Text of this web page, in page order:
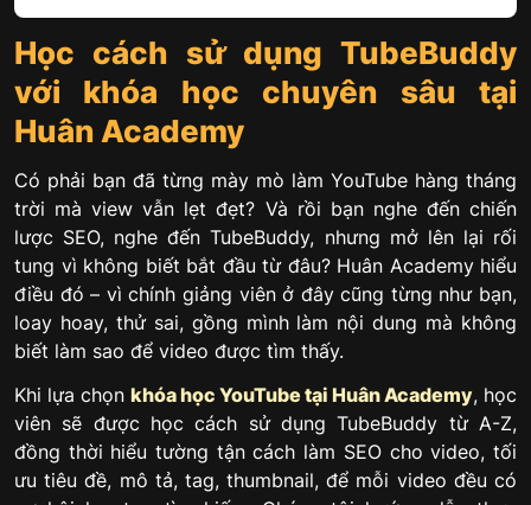
Học cách sử dụng TubeBuddy
với khóa học chuyên sâu tại
Huân Academy
Có phải bạn đã từng mày mò làm YouTube hàng tháng
trời mà view vẫn lẹt đẹt? Và rồi bạn nghe đến chiến
lược SEO, nghe đến TubeBuddy, nhưng mở lên lại rối
tung vì không biết bắt đầu từ đâu? Huân Academy hiểu
điều đó – vì chính giảng viên ở đây cũng từng như bạn,
loay hoay, thử sai, gồng mình làm nội dung mà không
biết làm sao để video được tìm thấy.
Khi lựa chọn khóa học YouTube tại Huân Academy, học
viên sẽ được học cách sử dụng TubeBuddy từ A-Z,
đồng thời hiểu tường tận cách làm SEO cho video, tối
ưu tiêu đề, mô tả, tag, thumbnail, để mỗi video đều có